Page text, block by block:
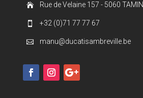
 Rue de Velaine 157 - 5060
 +32 (0)71 77 77 67
 manu@ducatisambreville.be